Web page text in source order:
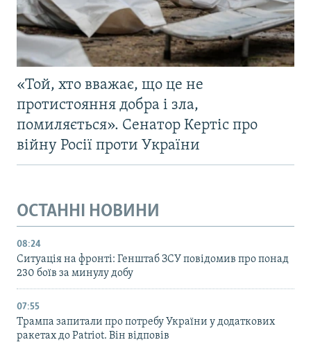
«Той, хто вважає, що це не
протистояння добра і зла,
помиляється». Сенатор Кертіс про
війну Росії проти України
ОСТАННІ НОВИНИ
08:24
Ситуація на фронті: Генштаб ЗСУ повідомив про понад
230 боїв за минулу добу
07:55
Трампа запитали про потребу України у додаткових
ракетах до Patriot. Він відповів